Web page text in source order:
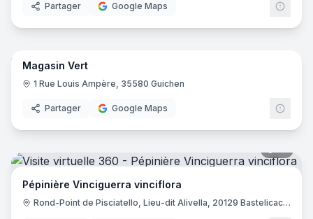
Partager Google Maps
37
Magasin Vert
1 Rue Louis Ampère, 35580 Guichen
Partager Google Maps
Pépinière Vinciguerra vinciflora
Rond-Point de Pisciatello, Lieu-dit Alivella, 20129 Bastelicaccia